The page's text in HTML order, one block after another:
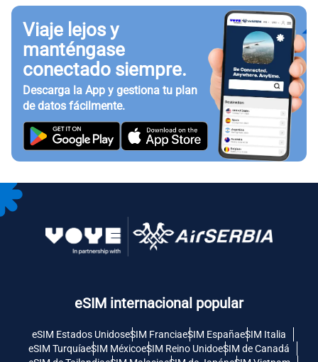
Viaje lejos y
manténgase
conectado siempre.
Descarga la App y gestiona tu plan
de datos fácilmente.
eSIM internacional popular
eSIM Estados UnidoseSIM FranciaeSIM EspañaeSIM Italia
eSIM TurquíaeSIM MéxicoeSIM Reino UnidoeSIM de Canadá